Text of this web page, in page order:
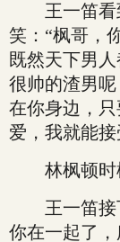
王一笛看
笑：“枫哥，
既然天下男
很帅的渣男
在你身边，
爱，我就能
林枫顿时
王一笛接下
你在一起了